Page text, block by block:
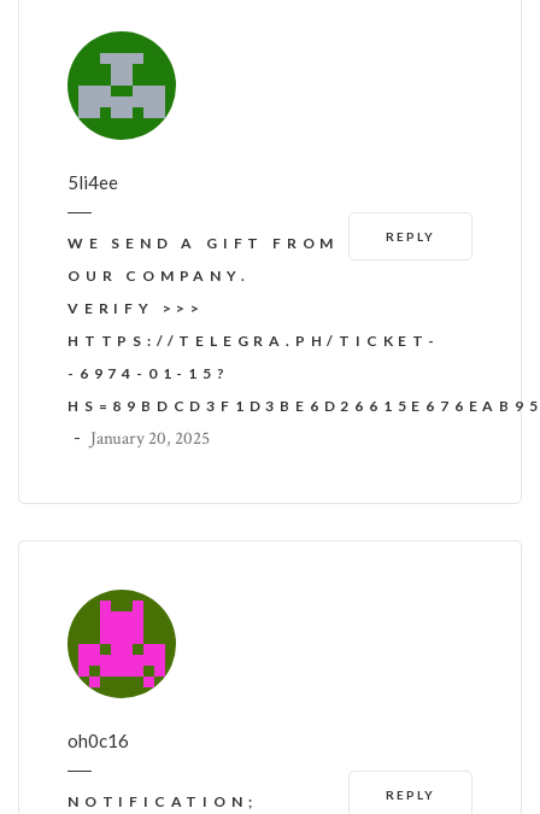
5li4ee
REPLY
WE SEND A GIFT FROM
OUR COMPANY.
VERIFY >>>
HTTPS://TELEGRA.PH/TICKET-
-6974-01-15?
- January 20, 2025
oh0c16
REPLY
NOTIFICATION;